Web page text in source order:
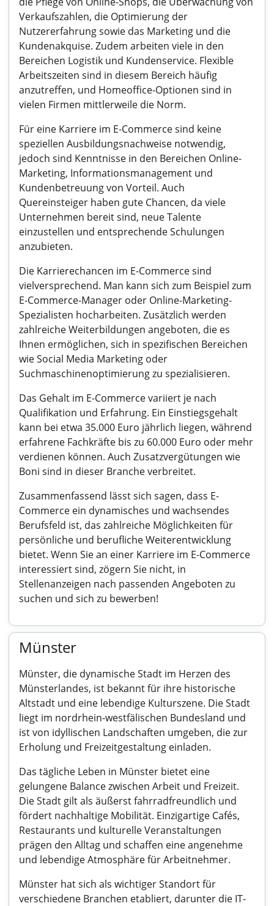
Verkaufszahlen, die Optimierung der
Nutzererfahrung sowie das Marketing und die
Kundenakquise. Zudem arbeiten viele in den
Bereichen Logistik und Kundenservice. Flexible
Arbeitszeiten sind in diesem Bereich häufig
anzutreffen, und Homeoffice-Optionen sind in
vielen Firmen mittlerweile die Norm.
Für eine Karriere im E-Commerce sind keine
speziellen Ausbildungsnachweise notwendig,
jedoch sind Kenntnisse in den Bereichen Online-
Marketing, Informationsmanagement und
Kundenbetreuung von Vorteil. Auch
Quereinsteiger haben gute Chancen, da viele
Unternehmen bereit sind, neue Talente
einzustellen und entsprechende Schulungen
anzubieten.
Die Karrierechancen im E-Commerce sind
vielversprechend. Man kann sich zum Beispiel zum
E-Commerce-Manager oder Online-Marketing-
Spezialisten hocharbeiten. Zusätzlich werden
zahlreiche Weiterbildungen angeboten, die es
Ihnen ermöglichen, sich in spezifischen Bereichen
wie Social Media Marketing oder
Suchmaschinenoptimierung zu spezialisieren.
Das Gehalt im E-Commerce variiert je nach
Qualifikation und Erfahrung. Ein Einstiegsgehalt
kann bei etwa 35.000 Euro jährlich liegen, während
erfahrene Fachkräfte bis zu 60.000 Euro oder mehr
verdienen können. Auch Zusatzvergütungen wie
Boni sind in dieser Branche verbreitet.
Zusammenfassend lässt sich sagen, dass E-
Commerce ein dynamisches und wachsendes
Berufsfeld ist, das zahlreiche Möglichkeiten für
persönliche und berufliche Weiterentwicklung
bietet. Wenn Sie an einer Karriere im E-Commerce
interessiert sind, zögern Sie nicht, in
Stellenanzeigen nach passenden Angeboten zu
suchen und sich zu bewerben!
Münster
Münster, die dynamische Stadt im Herzen des
Münsterlandes, ist bekannt für ihre historische
Altstadt und eine lebendige Kulturszene. Die Stadt
liegt im nordrhein-westfälischen Bundesland und
ist von idyllischen Landschaften umgeben, die zur
Erholung und Freizeitgestaltung einladen.
Das tägliche Leben in Münster bietet eine
gelungene Balance zwischen Arbeit und Freizeit.
Die Stadt gilt als äußerst fahrradfreundlich und
fördert nachhaltige Mobilität. Einzigartige Cafés,
Restaurants und kulturelle Veranstaltungen
prägen den Alltag und schaffen eine angenehme
und lebendige Atmosphäre für Arbeitnehmer.
Münster hat sich als wichtiger Standort für
verschiedene Branchen etabliert, darunter die IT-